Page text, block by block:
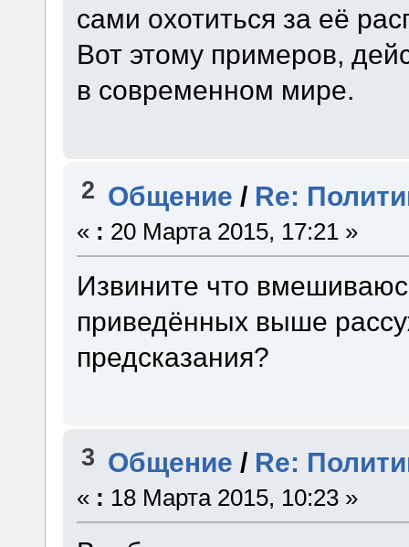
сами охотиться за её
Вот этому примеров,
в современном мире.
2 Общение / Re:
« : 20 Марта 2015, 17:21 »
Извините что
приведённых выше
предсказания?
3 Общение / Re:
« : 18 Марта 2015, 10:23 »